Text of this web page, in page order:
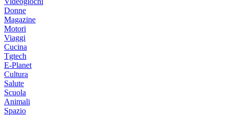
Donne
Magazine
Motori
Viaggi
Cucina
Tgtech
E-Planet
Cultura
Salute
Scuola
Animali
Spazio